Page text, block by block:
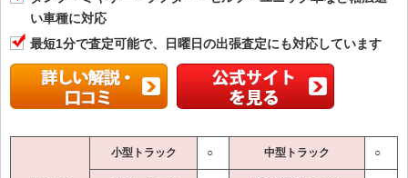
い車種に対応
最短1分で査定可能で、日曜日の出張査定にも対応しています
小型トラック ○ 中型トラック ○